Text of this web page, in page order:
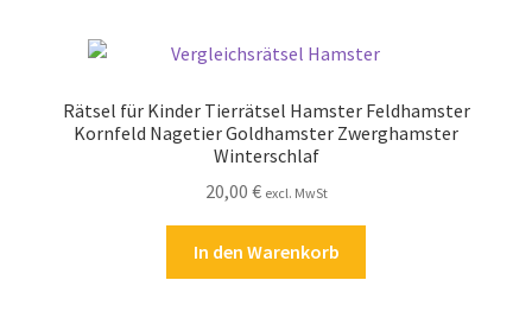
Impressum
Rätsel für Kinder Tierrätsel Hamster Feldhamster
Kornfeld Nagetier Goldhamster Zwerghamster
Winterschlaf
20,00 € excl. MwSt
In den Warenkorb